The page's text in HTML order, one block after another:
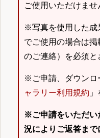
ご使用いただけませ
※写真を使用した成
でご使用の場合は
のご連絡）を必須と
※ご申請、ダウンロ
ャラリー利用規約
※ご申請をいただい
況によりご返答ま